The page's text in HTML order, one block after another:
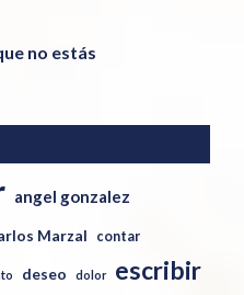
no estás
angel gonzalez
Marzal contar
deseo dolor escribir